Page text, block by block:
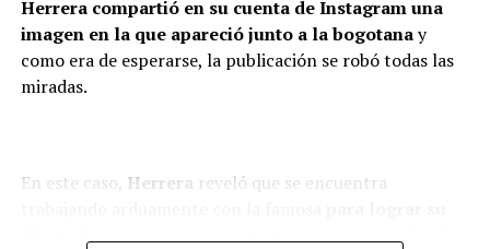
decisión y entreguen más detalles acerca de su nuevo
traslado.
PRIMERA EN SABER LO
DURO QUE MUERDE EL
en algunas vainas no
compaginamos, se acabó lo
confesó.
Herrera compartió en su cuenta de Instagram una
imagen en la que apareció junto a la bogotanay
como era de esperarse, la publicación se robó todas las
miradas.
En este caso, Herrera reveló que se encuentra